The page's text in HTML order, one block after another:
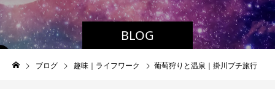
BLOG
ブログ 趣味｜ライフワーク 葡萄狩りと温泉｜掛川プチ旅行